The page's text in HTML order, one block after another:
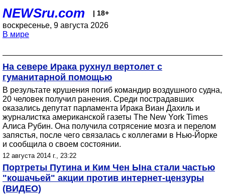
NEWSru.com | 18+
воскресенье, 9 августа 2026
В мире
На севере Ирака рухнул вертолет с
гуманитарной помощью
В результате крушения погиб командир воздушного судна,
20 человек получил ранения. Среди пострадавших
оказались депутат парламента Ирака Виан Дахиль и
журналистка американской газеты The New York Times
Алиса Рубин. Она получила сотрясение мозга и перелом
запястья, после чего связалась с коллегами в Нью-Йорке
и сообщила о своем состоянии.
12 августа 2014 г., 23:22
Портреты Путина и Ким Чен Ына стали частью
"кошачьей" акции против интернет-цензуры
(ВИДЕО)